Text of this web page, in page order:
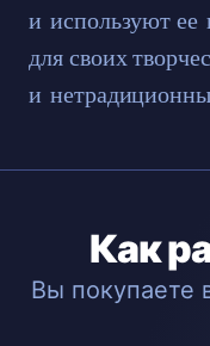
и используют ее
для своих
и
Как
Вы покупаете